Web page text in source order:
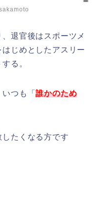
退官後はスポーツメ
はじめとした アスリー
る。
いつも「誰かのため
たくなる方です